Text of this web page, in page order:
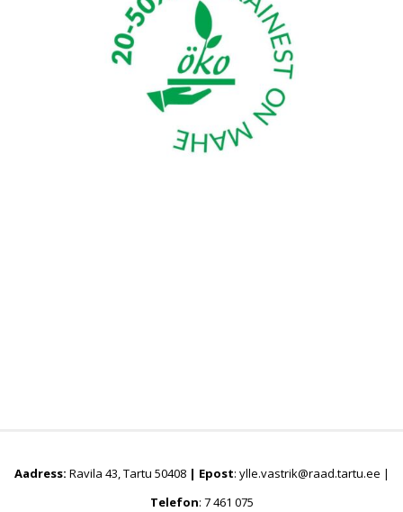
Aadress: Ravila 43, Tartu 50408| Epost: ylle.vastrik@raad.tartu.ee |
Telefon: 7 461 075